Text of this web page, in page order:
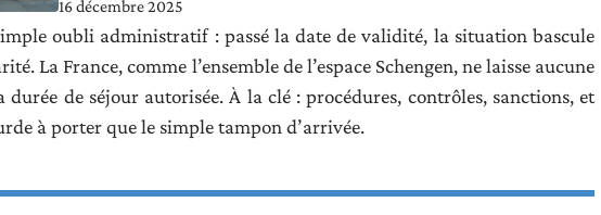
16 décembre 2025
oubli administratif : passé la date de validité, la situation bascule
La France, comme l’ensemble de l’espace Schengen, ne laisse aucune
de séjour autorisée. À la clé : procédures, contrôles, sanctions, et
à porter que le simple tampon d’arrivée.